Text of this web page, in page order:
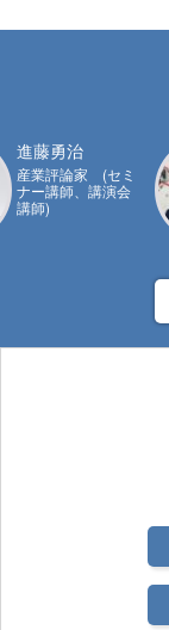
進藤勇治
産業評論家 (セミ
ナー講師、講演会
講師)